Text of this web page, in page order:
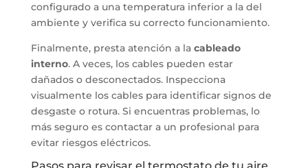
configurado a una temperatura inferior a la del
ambiente y verifica su correcto funcionamiento.
Finalmente, presta atención a la cableado
interno. A veces, los cables pueden estar
dañados o desconectados. Inspecciona
visualmente los cables para identificar signos de
desgaste o rotura. Si encuentras problemas, lo
más seguro es contactar a un profesional para
evitar riesgos eléctricos.